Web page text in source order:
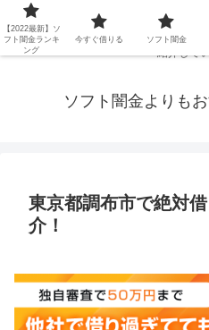
延滞ブラックや年金・生活保護・主婦
借りられないブラックの方でも、即日
紹介して
ソフト闇金よりも
東京都調布市で絶対
介！
【2022最新】ソ
フト闇金ランキ
ング
今すぐ借りる ソフト闇金